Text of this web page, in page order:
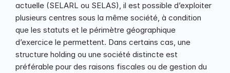
actuelle (SELARL ou SELAS), il est possible d’exploiter
plusieurs centres sous la même société, à condition
que les statuts et le périmètre géographique
d’exercice le permettent. Dans certains cas, une
structure holding ou une société distincte est
préférable pour des raisons fiscales ou de gestion du